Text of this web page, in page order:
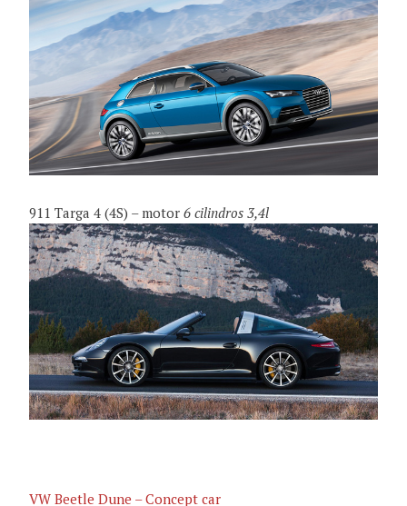
911 Targa 4 (4S) – motor 6 cilindros 3,4l
VW Beetle Dune – Concept car